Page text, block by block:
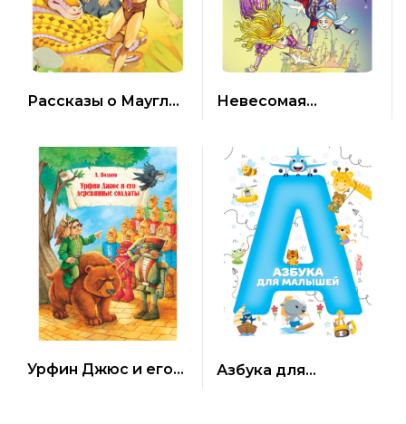
Рассказы о Маугли
Невесомая
Макдональд
Урфин Джюс и его
Азбука для